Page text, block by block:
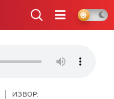
ИЗВОР: